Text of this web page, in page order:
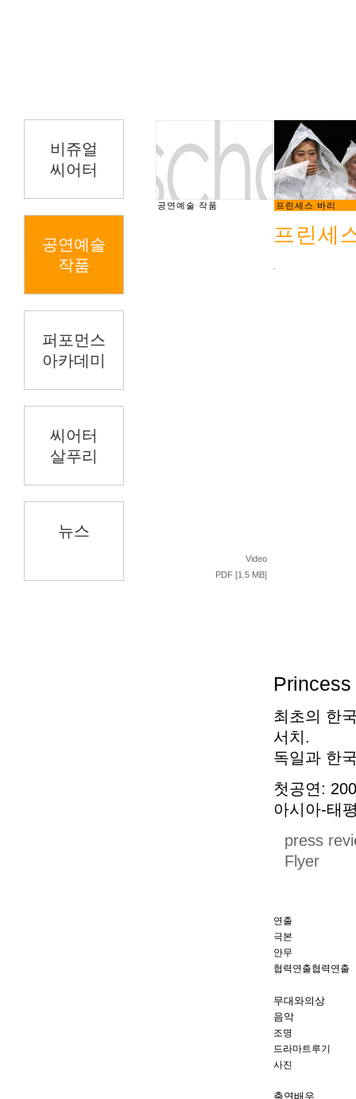
비쥬얼
씨어터
공연예술
작품
퍼포먼스
아카데미
씨어터
살푸리
뉴스
공연예술 작품 프린세스 바리
Video
PDF [1.5 MB]
프린세
최초의 한
서치.
독일과 한
첫공연:
아시아-태
press
Flyer
연출
극본
안무
협력연출협력연출
무대와의상
음악
조명
드라마트루기
사진
출연배우